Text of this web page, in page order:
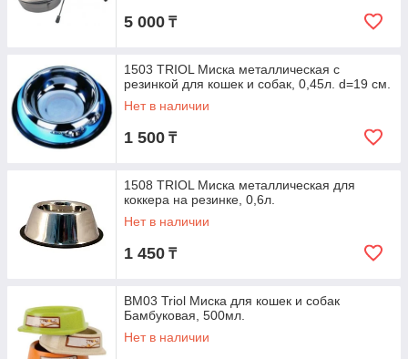
5 000 ₸
1503 TRIOL Миска металлическая с
резинкой для кошек и собак, 0,45л. d=19 см.
Нет в наличии
1 500 ₸
1508 TRIOL Миска металлическая для
коккера на резинке, 0,6л.
Нет в наличии
1 450 ₸
BM03 Triol Миска для кошек и собак
Бамбуковая, 500мл.
Нет в наличии